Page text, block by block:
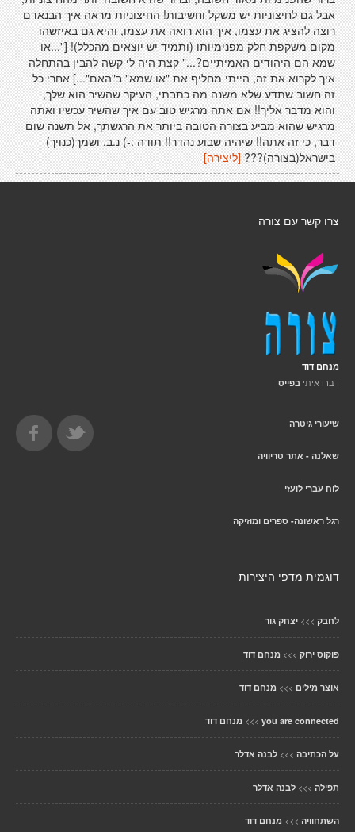
אבל גם לחיצוניות יש משקל וחשיבות! החיצוניות מראה איך הבנאדם
רוצה להציג את עצמו, איך הוא רואה את עצמו, והיא גם באיזשהו
מקום משקפת חלק מפנימיותו (ותמיד יש יוצאים מהכלל)! ["...או
שמא הם היהודים האמיתיים?..." קצת היה לי קשה להבין בהתחלה
איך לקרוא את זה, הייתי מחליף את "או שמא" ב"האם"...] אחרי כל
זה חשוב שתדע שלא משנה מה כתבתי, העיקר שהשיר הוא שלך,
והוא מדבר אליך!! אם אתה מרגיש טוב עם איך שהשיר עכשיו ואתה
מרגיש שהוא מביע בצורה הטובה ביותר את הרגשתך, אל תשנה שום
דבר, כי זה אתה!! שיהיה שבוע נהדר!! תודה :-) נ.ב. ושמך(כנויך)
בישראל(בצורה)???[ליצירה]
צרו קשר עם צורה
מנחם דוד
דברו איתי בפייס
שיעורי גיטרה
שאלנה - אתר טריוויה
לוח עברי לועזי
רגל ראשונה- ספרים ומוזיקה
דוגמית מדפי היצירות
לחבק >>> יצחק גור
פוקוס ירוק >>> מנחם דוד
אוצר מילים >>> מנחם דוד
you are connected
>>> מנחם דוד
על הכתיבה >>> לבנה אדלר
תפילה >>> לבנה אדלר
השתחוויה >>> מנחם דוד